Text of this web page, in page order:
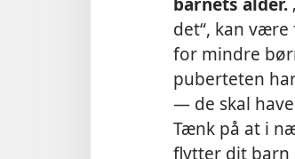
det“, kan
for mindre
puberteten
— de skal
Tænk på at i
flytter dit barn